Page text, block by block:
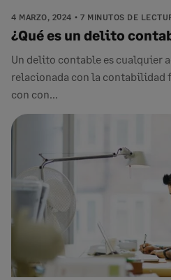
4 MARZO, 2024 7 MINUTOS DE
¿Qué es un delito
Un delito contable es cualquier
relacionada con la contabilidad
con con...